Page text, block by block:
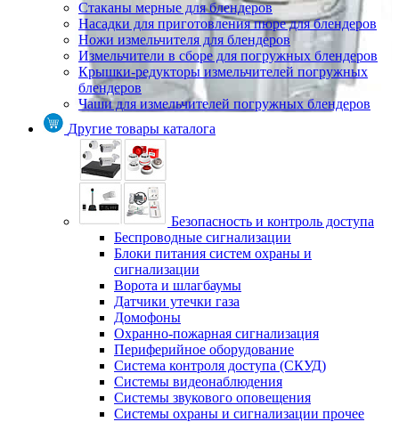
Стаканы мерные для блендеров
Насадки для приготовления пюре для блендеров
Ножи измельчителя для блендеров
Измельчители в сборе для погружных блендеров
Крышки-редукторы измельчителей погружных
блендеров
Чаши для измельчителей погружных блендеров
Другие товары каталога
Безопасность и контроль доступа
Беспроводные сигнализации
Блоки питания систем охраны и
сигнализации
Ворота и шлагбаумы
Датчики утечки газа
Домофоны
Охранно-пожарная сигнализация
Периферийное оборудование
Система контроля доступа (СКУД)
Системы видеонаблюдения
Системы звукового оповещения
Системы охраны и сигнализации прочее